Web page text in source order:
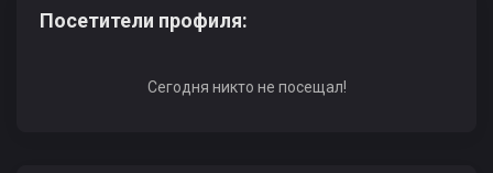
Посетители профиля:
Сегодня никто не посещал!